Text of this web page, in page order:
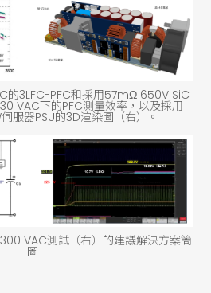
3LFC-PFC和採用57mΩ 650V SiC
VAC下的PFC測量效率，以及採用
服器PSU的3D渲染圖（右）。
VAC測試（右）的建議解決方案簡
圖